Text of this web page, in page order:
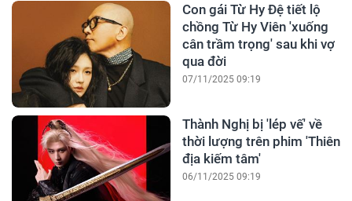
Con gái Từ Hy Đệ tiết lộ
chồng Từ Hy Viên 'xuống
cân trầm trọng' sau khi vợ
qua đời
07/11/2025 09:19
Thành Nghị bị 'lép vế' về
thời lượng trên phim 'Thiên
địa kiếm tâm'
06/11/2025 09:19